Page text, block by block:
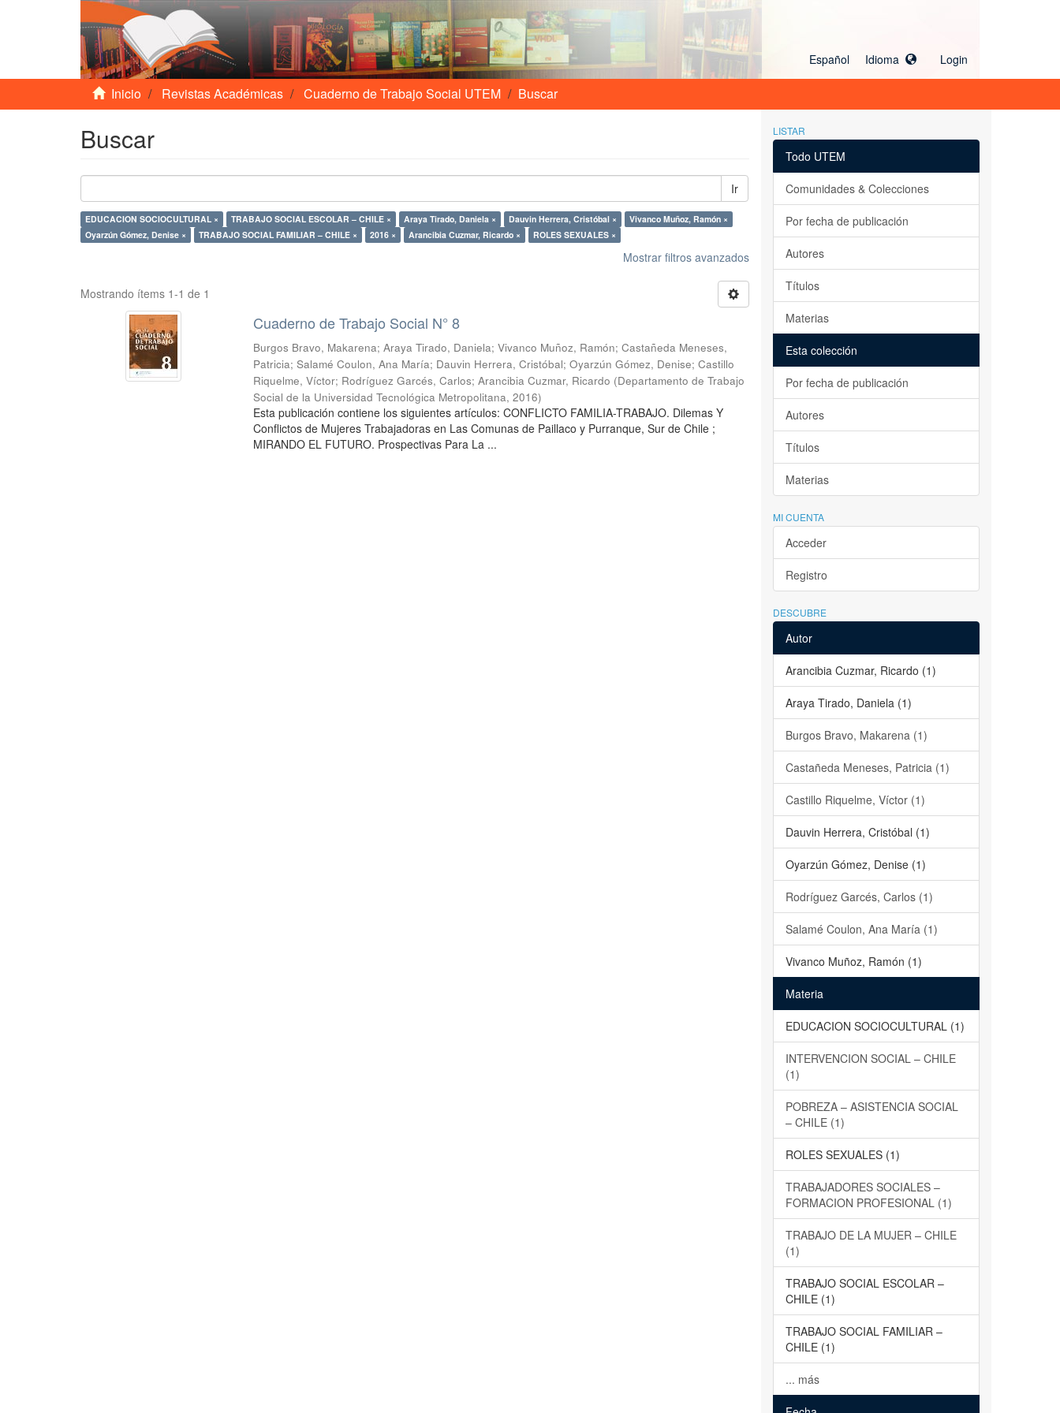
Español Idioma Login
Inicio Revistas Académicas Cuaderno de Trabajo Social UTEM Buscar
Buscar
Ir
EDUCACION SOCIOCULTURAL × TRABAJO SOCIAL ESCOLAR – CHILE × Araya Tirado, Daniela × Dauvin Herrera, Cristóbal ×
Vivanco Muñoz, Ramón ×
Oyarzún Gómez, Denise ×
TRABAJO SOCIAL FAMILIAR – CHILE × 2016 × Arancibia Cuzmar, Ricardo × ROLES SEXUALES ×
Mostrar filtros avanzados
Mostrando ítems 1-1 de 1
Cuaderno de Trabajo Social N° 8
Burgos Bravo, Makarena;Araya Tirado, Daniela;Vivanco Muñoz, Ramón;Castañeda Meneses,
Patricia;Salamé Coulon, Ana María; Dauvin Herrera, Cristóbal;Oyarzún Gómez, Denise;Castillo
Riquelme, Víctor; Rodríguez Garcés, Carlos;Arancibia Cuzmar, Ricardo (Departamento de Trabajo
Social de la Universidad Tecnológica Metropolitana,2016)
Esta publicación contiene los siguientes artículos: CONFLICTO FAMILIA-TRABAJO. Dilemas Y
Conflictos de Mujeres Trabajadoras en Las Comunas de Paillaco y Purranque, Sur de Chile ;
MIRANDO EL FUTURO. Prospectivas Para La ...
LISTAR
Todo UTEM
Comunidades & Colecciones
Por fecha de publicación
Autores
Títulos
Materias
Esta colección
Por fecha de publicación
Autores
Títulos
Materias
MI CUENTA
Acceder
Registro
DESCUBRE
Autor
Arancibia Cuzmar, Ricardo (1)
Araya Tirado, Daniela (1)
Burgos Bravo, Makarena (1)
Castañeda Meneses, Patricia (1)
Castillo Riquelme, Víctor (1)
Dauvin Herrera, Cristóbal (1)
Oyarzún Gómez, Denise (1)
Rodríguez Garcés, Carlos (1)
Salamé Coulon, Ana María (1)
Vivanco Muñoz, Ramón (1)
Materia
EDUCACION SOCIOCULTURAL (1)
INTERVENCION SOCIAL – CHILE
(1)
POBREZA – ASISTENCIA SOCIAL
– CHILE (1)
ROLES SEXUALES (1)
TRABAJADORES SOCIALES –
FORMACION PROFESIONAL (1)
TRABAJO DE LA MUJER – CHILE
(1)
TRABAJO SOCIAL ESCOLAR –
CHILE (1)
TRABAJO SOCIAL FAMILIAR –
CHILE (1)
... más